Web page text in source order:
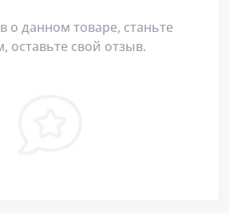
о данном товаре, станьте
оставьте свой отзыв.